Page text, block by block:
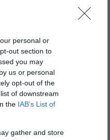
personal or
out section to
you may
us or personal
opt-out of the
of downstream
the IAB’s List of
gather and store